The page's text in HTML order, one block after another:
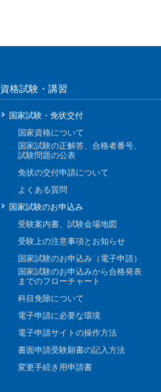
資格試験・講習
国家試験・免状交付
国家資格について
国家試験の正解答、合格者番号、
試験問題の公表
免状の交付申請について
よくある質問
国家試験のお申込み
受験案内書、試験会場地図
受験上の注意事項とお知らせ
国家試験のお申込み（電子申請）
国家試験のお申込みから合格発表
までのフローチャート
科目免除について
電子申請に必要な環境
電子申請サイトの操作方法
書面申請受験願書の記入方法
変更手続き用申請書